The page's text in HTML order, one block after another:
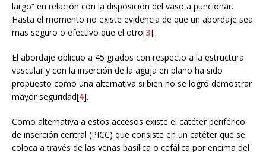
largo” en relación con la disposición del vaso a puncionar.
Hasta el momento no existe evidencia de que un abordaje sea
mas seguro o efectivo que el otro[3].
El abordaje oblicuo a 45 grados con respecto a la estructura
vascular y con la inserción de la aguja en plano ha sido
propuesto como una alternativa si bien no se logró demostrar
mayor seguridad[4].
Como alternativa a estos accesos existe el catéter periférico
de inserción central (PICC) que consiste en un catéter que se
coloca a través de las venas basílica o cefálica por encima del